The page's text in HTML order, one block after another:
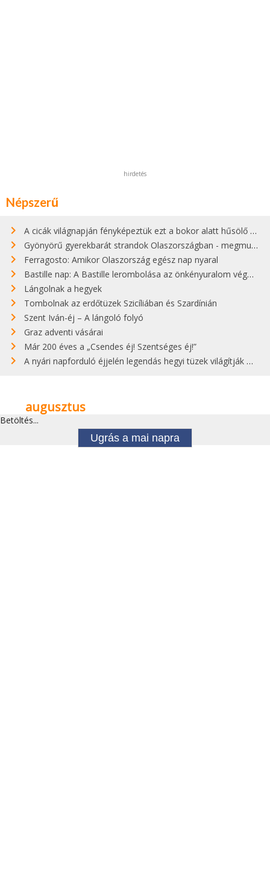
hirdetés
Népszerű
A cicák világnapján fényképeztük ezt a bokor alatt hűsölő cicát Kisorosziban
Gyönyörű gyerekbarát strandok Olaszországban - megmutatjuk a 15 legjobbat
Ferragosto: Amikor Olaszország egész nap nyaral
Bastille nap: A Bastille lerombolása az önkényuralom végét jelentette
Lángolnak a hegyek
Tombolnak az erdőtüzek Szicíliában és Szardínián
Szent Iván-éj – A lángoló folyó
Graz adventi vásárai
Már 200 éves a „Csendes éj! Szentséges éj!”
A nyári napforduló éjjelén legendás hegyi tüzek világítják meg Zugspitzét
augusztus
Betöltés...
Ugrás a mai napra